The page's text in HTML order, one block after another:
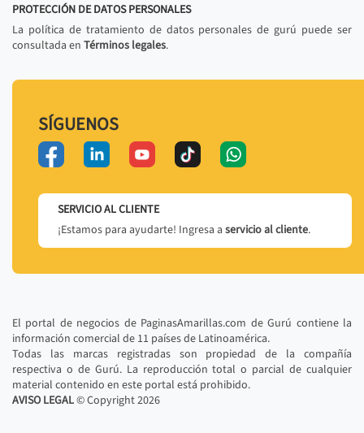
PROTECCIÓN DE DATOS PERSONALES
La política de tratamiento de datos personales de gurú puede ser
consultada en Términos legales.
SÍGUENOS
SERVICIO AL CLIENTE
¡Estamos para ayudarte! Ingresa a servicio al cliente.
El portal de negocios de PaginasAmarillas.com de Gurú contiene la
información comercial de 11 países de Latinoamérica.
Todas las marcas registradas son propiedad de la compañía
respectiva o de Gurú. La reproducción total o parcial de cualquier
material contenido en este portal está prohibido.
AVISO LEGAL© Copyright2026